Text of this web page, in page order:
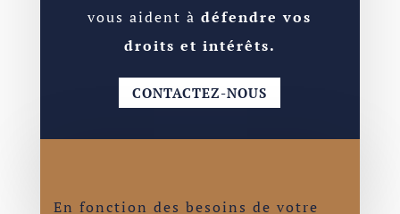
vous aident àdéfendre vos
droits et intérêts.
CONTACTEZ-NOUS
En fonction des besoins de votre